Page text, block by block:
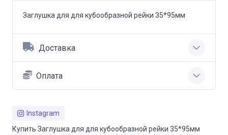
Заглушка для для кубообразной рейки 35*95мм
Доставка
Оплата
Instagram
Купить Заглушка для для кубообразной рейки 35*95мм